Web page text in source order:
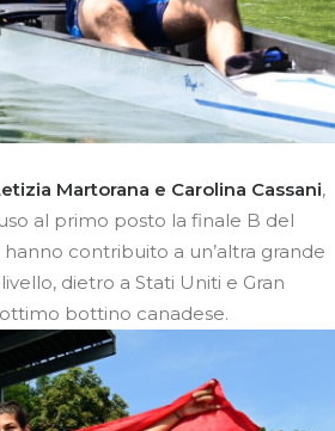
Martorana e Carolina Cassani,
al primo posto la finale B del
contribuito a un’altra grande
dietro a Stati Uniti e Gran
bottino canadese.